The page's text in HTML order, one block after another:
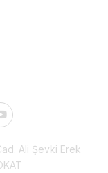
Ali Şevki Erek